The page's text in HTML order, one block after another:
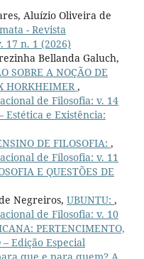
Aluízio Oliveira de
- Revista
17 n. 1 (2026)
Bellanda Galuch,
SOBRE A NOÇÃO DE
HORKHEIMER,
de Filosofia: v. 14
Estética e Existência:
DE FILOSOFIA: ,
de Filosofia: v. 11
E QUESTÕES DE
Negreiros, UBUNTU: ,
de Filosofia: v. 10
PERTENCIMENTO,
– Edição Especial